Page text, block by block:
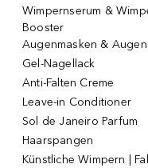
Wimpernserum &
Booster
Augenmasken & Augen
Gel-Nagellack
Anti-Falten Creme
Leave-in Conditioner
Sol de Janeiro Parfum
Haarspangen
Künstliche Wimpern |